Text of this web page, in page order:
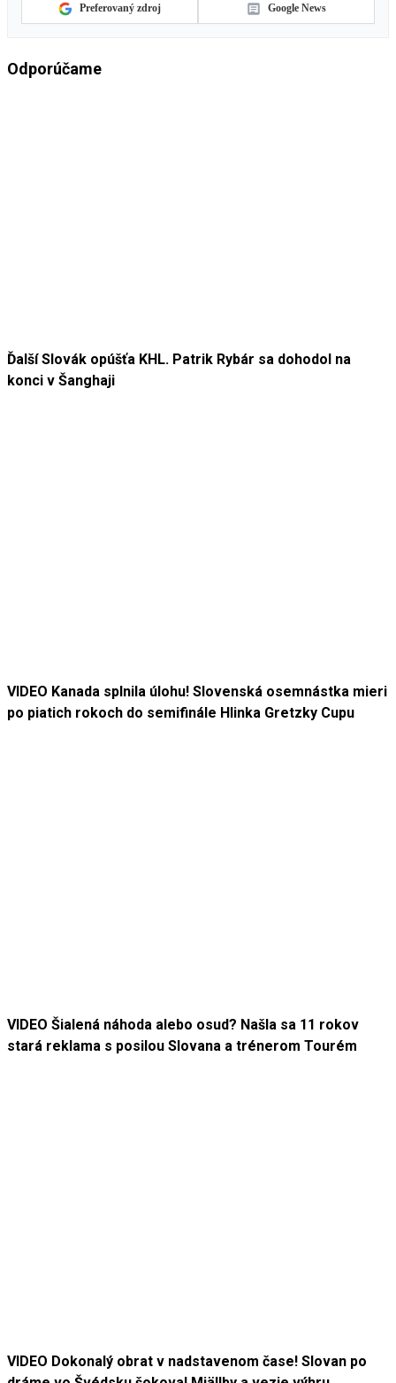
Preferovaný zdroj Google News
Odporúčame
Ďalší Slovák opúšťa KHL. Patrik Rybár sa dohodol na
konci v Šanghaji
VIDEO Kanada splnila úlohu! Slovenská osemnástka mieri
po piatich rokoch do semifinále Hlinka Gretzky Cupu
VIDEO Šialená náhoda alebo osud? Našla sa 11 rokov
stará reklama s posilou Slovana a trénerom Tourém
VIDEO Dokonalý obrat v nadstavenom čase! Slovan po